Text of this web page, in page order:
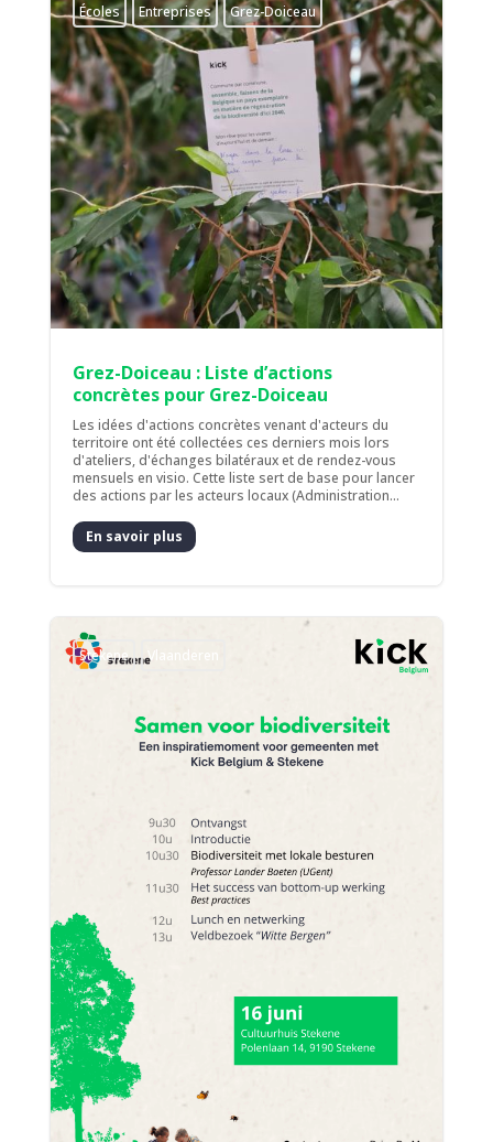
Écoles
Entreprises Grez-Doiceau
Grez-Doiceau : Liste d’actions
concrètes pour Grez-Doiceau
Les idées d'actions concrètes venant d'acteurs du
territoire ont été collectées ces derniers mois lors
d'ateliers, d'échanges bilatéraux et de rendez-vous
mensuels en visio. Cette liste sert de base pour lancer
des actions par les acteurs locaux (Administration...
En savoir plus
Stekene Vlaanderen